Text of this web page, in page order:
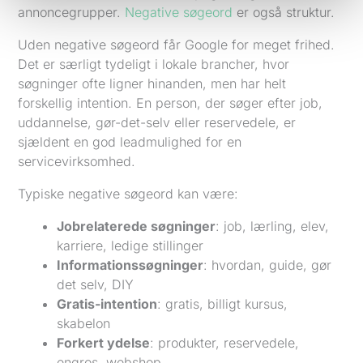
annoncegrupper. Negative søgeord er også struktur.
Uden negative søgeord får Google for meget frihed.
Det er særligt tydeligt i lokale brancher, hvor
søgninger ofte ligner hinanden, men har helt
forskellig intention. En person, der søger efter job,
uddannelse, gør-det-selv eller reservedele, er
sjældent en god leadmulighed for en
servicevirksomhed.
Typiske negative søgeord kan være:
Jobrelaterede søgninger: job, lærling, elev,
karriere, ledige stillinger
Informationssøgninger: hvordan, guide, gør
det selv, DIY
Gratis-intention: gratis, billigt kursus,
skabelon
Forkert ydelse: produkter, reservedele,